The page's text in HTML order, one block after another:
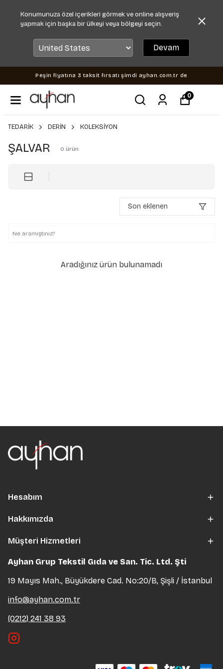
Konumunuza özel içerikleri görmek ve online alışveriş
yapmak için başka bir ülkeyi veya bölgeyi seçin.
Devam
Peşin fiyatına 3 taksit fırsatı şimdi ayhan.com.tr de
0
TEDARİK DERİN KOLEKSİYON
ŞALVAR 0 ürün
Son eklenen
Aradığınız ürün bulunamadı
Hesabım
Hakkımızda
Müşteri Hizmetleri
Ayhan Grup Tekstil Gıda ve San. Tic. Ltd. Şti
19 Mayıs Mah., Büyükdere Cad. No:20/B, Şişli / İstanbul
info@ayhan.com.tr
(0212) 241 38 93